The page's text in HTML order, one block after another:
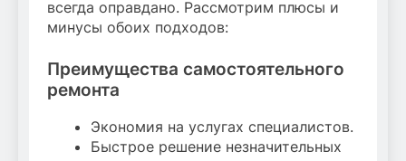
всегда оправдано. Рассмотрим плюсы и
минусы обоих подходов:
Преимущества самостоятельного
ремонта
Экономия на услугах специалистов.
Быстрое решение незначительных